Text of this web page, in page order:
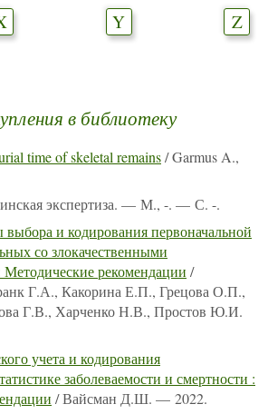
Y Z
в библиотеку
time of skeletal remains/ Garmus A.,
экспертиза. — М., -. — С. -.
и кодирования первоначальной
со злокачественными
рекомендации /
Г.А., Какорина Е.П., Грецова О.П.,
Г.В., Харченко Н.В., Простов Ю.И.
учета и кодирования
заболеваемости и смертности :
/ Вайсман Д.Ш. — 2022.